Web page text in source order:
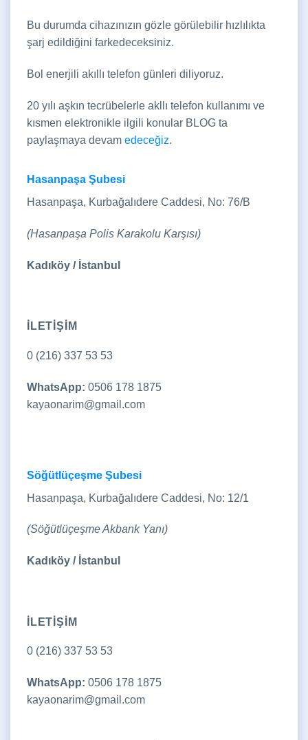
Bu durumda cihazınızın gözle görülebilir hızlılıkta
şarj edildiğini farkedeceksiniz.
Bol enerjili akıllı telefon günleri diliyoruz.
20 yılı aşkın tecrübelerle akllı telefon kullanımı ve
kısmen elektronikle ilgili konular BLOG ta
paylaşmaya devam edeceğiz.
Hasanpaşa Şubesi
Hasanpaşa, Kurbağalıdere Caddesi, No: 76/B
(Hasanpaşa Polis Karakolu Karşısı)
Kadıköy / İstanbul
İLETİŞİM
0 (216) 337 53 53
WhatsApp: 0506 178 1875
kayaonarim@gmail.com
Söğütlüçeşme Şubesi
Hasanpaşa, Kurbağalıdere Caddesi, No: 12/1
(Söğütlüçeşme Akbank Yanı)
Kadıköy / İstanbul
İLETİŞİM
0 (216) 337 53 53
WhatsApp: 0506 178 1875
kayaonarim@gmail.com